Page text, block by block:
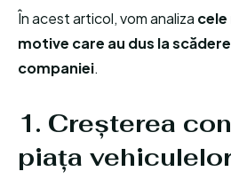
În acest articol, vom analiza
motive care au dus la
companiei.
1. Creșterea
piața